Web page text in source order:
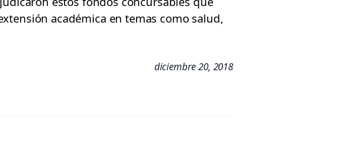
académica en temas como salud,
diciembre 20, 2018